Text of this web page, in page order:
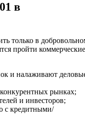
в
только в
пройти коммерческие
и налаживают
рынках;
и инвесторов;
с кредитными/